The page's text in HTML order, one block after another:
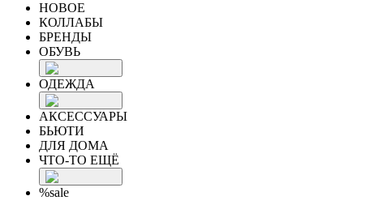
НОВОЕ
КОЛЛАБЫ
БРЕНДЫ
ОБУВЬ
ОДЕЖДА
АКСЕССУАРЫ
БЬЮТИ
ДЛЯ ДОМА
ЧТО-ТО ЕЩЁ
%sale